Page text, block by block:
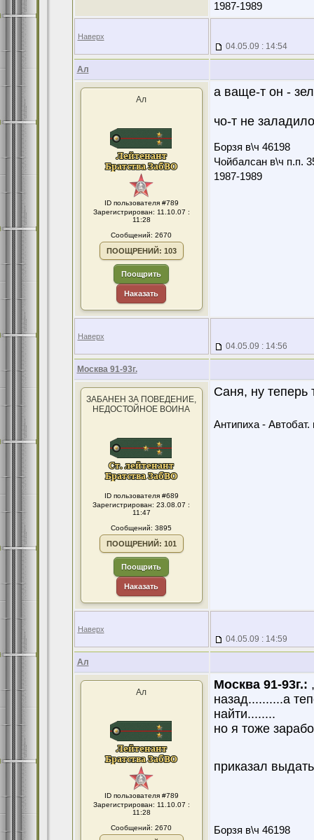
1987-1989
Наверх
04.05.09 : 14:54
Ал
Ал
ID пользователя #789
Зарегистрирован: 11.10.07 :
11:28
Сообщений: 2670
ПООЩРЕНИЙ: 103
Поощрить
Наказать
а ваще-т он -
чо-т не
Борзя в\ч 46198
Чойбалсан в\ч п.п.
1987-1989
Наверх
04.05.09 : 14:56
Москва 91-93г.
ЗАБАНЕН ЗА ПОВЕДЕНИЕ,
НЕДОСТОЙНОЕ ВОИНА
ID пользователя #689
Зарегистрирован: 23.08.07 :
11:47
Сообщений: 3895
ПООЩРЕНИЙ: 101
Поощрить
Наказать
Саня, ну
Антипиха - Автобат.
Наверх
04.05.09 : 14:59
Ал
Ал
ID пользователя #789
Зарегистрирован: 11.10.07 :
11:28
Сообщений: 2670
Москва 91-93г.:
назад..........а
найти........
но я тоже
приказал
Борзя в\ч 46198